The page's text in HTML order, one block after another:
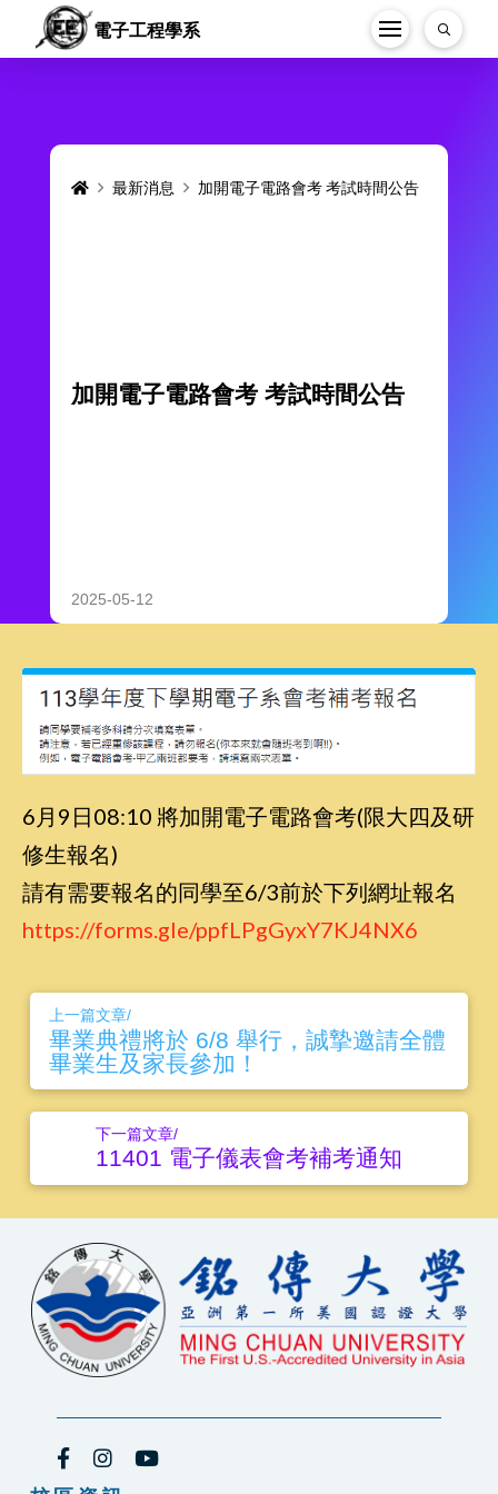
電子工程學系
Home最新消息 加開電子電路會考 考試時間公告
加開電子電路會考 考試時間公告
2025-05-12
6月9日08:10 將加開電子電路會考(限大四及研
修生報名)
請有需要報名的同學至6/3前於下列網址報名
https://forms.gle/ppfLPgGyxY7KJ4NX6
上一篇文章/
畢業典禮將於 6/8 舉行，誠摯邀請全體
畢業生及家長參加！
下一篇文章/
11401 電子儀表會考補考通知